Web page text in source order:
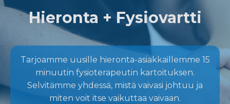
Hieronta + Fysiovartti
Tarjoamme uusille hieronta-asiakkaillemme 15
minuutin fysioterapeutin kartoituksen.
Selvitämme yhdessä, mistä vaivasi johtuu ja
miten voit itse vaikuttaa vaivaan.